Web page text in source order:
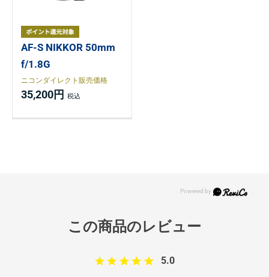
AF-S NIKKOR 50mm
f/1.8G
ニコンダイレクト販売価格
35,200円
5.0